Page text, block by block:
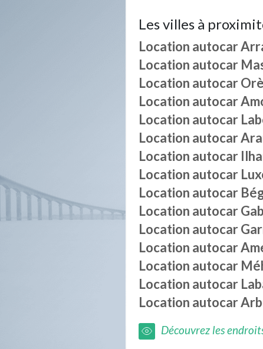
Les villes à
Location autocar
Location autocar
Location autocar
Location autocar
Location autocar
Location autocar
Location autocar
Location autocar
Location autocar
Location autocar
Location autocar
Location autocar
Location autocar
Location autocar
Location autocar
Découvrez les